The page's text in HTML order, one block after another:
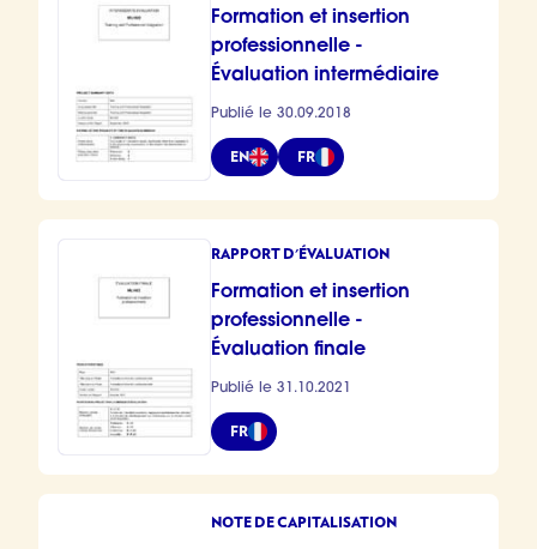
Formation et insertion
professionnelle -
Évaluation intermédiaire
Publié le 30.09.2018
EN FR
RAPPORT D'ÉVALUATION
Formation et insertion
professionnelle -
Évaluation finale
Publié le 31.10.2021
FR
NOTE DE CAPITALISATION